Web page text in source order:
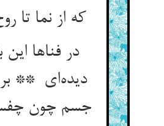
در فناها این
دیده‌ای **
جسم چون چفسیده‌ای